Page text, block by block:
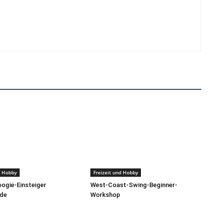
Hobby
Einsteiger
Freizeit und Hobby
West-Coast-Swing-Beginner-
Workshop